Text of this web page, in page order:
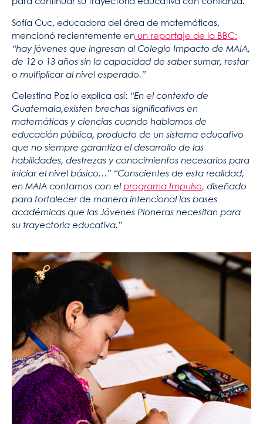
para continuar su trayectoria educativa con confianza.
Sofía Cuc, educadora del área de matemáticas,
mencionó recientemente en un reportaje de la BBC:
“hay jóvenes que ingresan al Colegio Impacto de MAIA,
de 12 o 13 años sin la capacidad de saber sumar, restar
o multiplicar al nivel esperado.”
Celestina Poz lo explica así: “En el contexto de
Guatemala,existen brechas significativas en
matemáticas y ciencias cuando hablamos de
educación pública, producto de un sistema educativo
que no siempre garantiza el desarrollo de las
habilidades, destrezas y conocimientos necesarios para
iniciar el nivel básico…” “Conscientes de esta realidad,
en MAIA contamos con el programa Impulso, diseñado
para fortalecer de manera intencional las bases
académicas que las Jóvenes Pioneras necesitan para
su trayectoria educativa.”